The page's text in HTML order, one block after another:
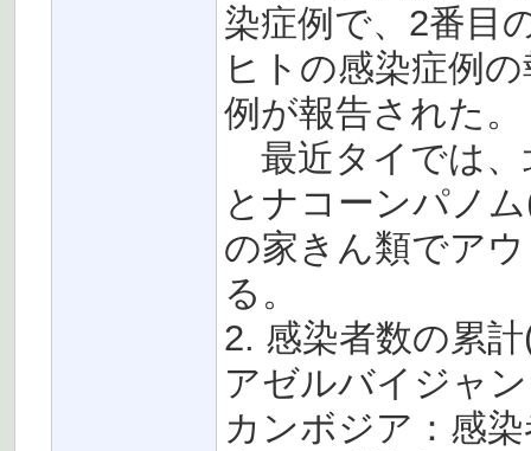
染症例で、2番目
ヒトの感染症例
例が報告された。
最近タイでは、
とナコーンパノ
の家きん類でア
る。
2. 感染者数の累
アゼルバイジャ
カンボジア：感